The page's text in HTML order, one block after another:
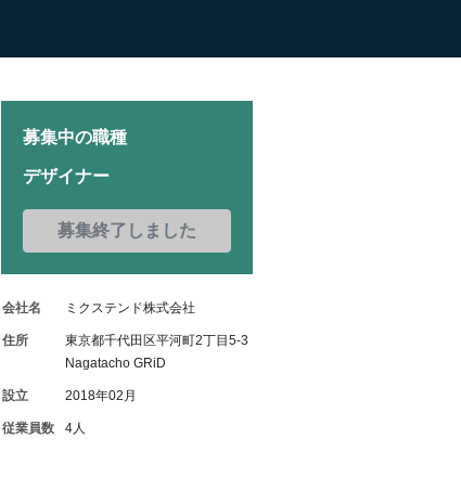
募集中の職種
デザイナー
募集終了しました
会社名 ミクステンド株式会社
住所
東京都千代田区平河町2丁目5-3
Nagatacho GRiD
設立 2018年02月
従業員数 4人